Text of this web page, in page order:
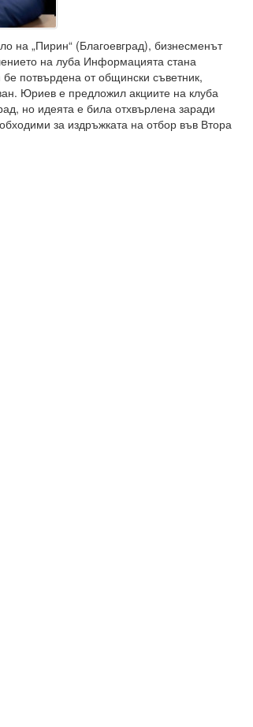
на „Пирин“ (Благоевград), бизнесменът
на луба Информацията стана
потвърдена от общински съветник,
Юриев е предложил акциите на клуба
но идеята е била отхвърлена заради
за издръжката на отбор във Втора